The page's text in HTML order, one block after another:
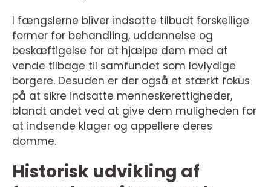
I fængslerne bliver indsatte tilbudt forskellige
former for behandling, uddannelse og
beskæftigelse for at hjælpe dem med at
vende tilbage til samfundet som lovlydige
borgere. Desuden er der også et stærkt fokus
på at sikre indsatte menneskerettigheder,
blandt andet ved at give dem muligheden for
at indsende klager og appellere deres
domme.
Historisk udvikling af